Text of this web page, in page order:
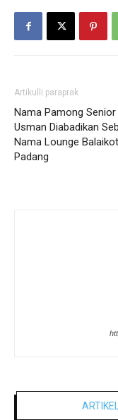
Artikulli paraprak
Nama Pamong Senior
Usman Diabadikan
Nama Lounge
Padang